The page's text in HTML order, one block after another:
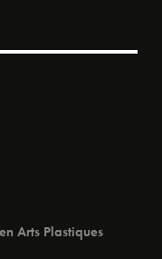
Arts Plastiques